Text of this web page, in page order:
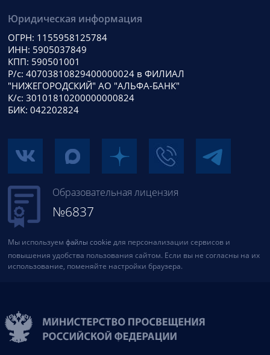
Юридическая информация
ОГРН: 1155958125784
ИНН: 5905037849
КПП: 590501001
Р/с: 40703810829400000024 в ФИЛИАЛ
"НИЖЕГОРОДСКИЙ" АО "АЛЬФА-БАНК"
К/с: 30101810200000000824
БИК: 042202824
Образовательная лицензия
№6837
Мы используем файлы cookie для персонализации сервисов и
повышения удобства пользования сайтом. Если вы не согласны на их
использование, поменяйте настройки браузера.